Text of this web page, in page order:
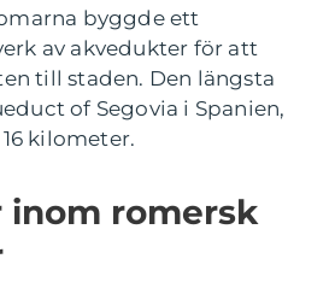
byggde ett
av akvedukter för att
till staden. Den längsta
of Segovia i Spanien,
kilometer.
inom romersk